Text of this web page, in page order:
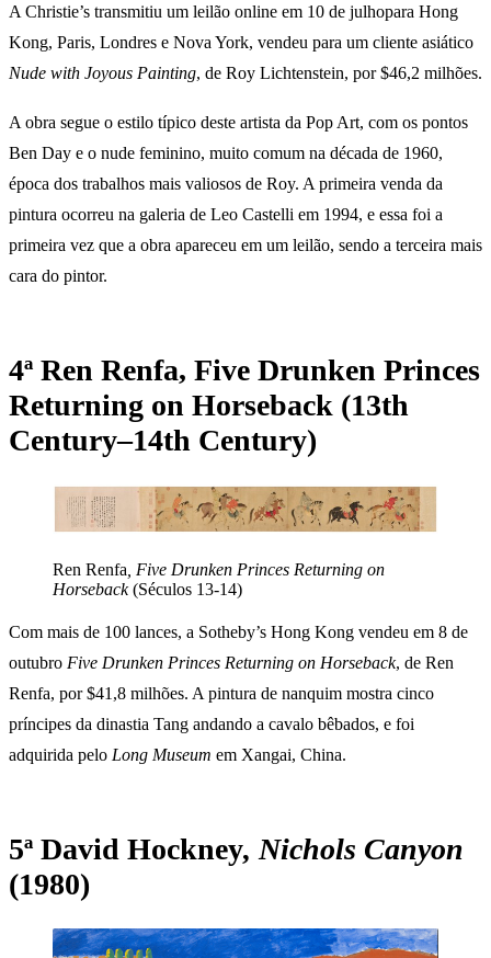
A Christie’s transmitiu um leilão online em 10 de julhopara Hong
Kong, Paris, Londres e Nova York, vendeu para um cliente asiático
Nude with Joyous Painting, de Roy Lichtenstein, por $46,2 milhões.
A obra segue o estilo típico deste artista da Pop Art, com os pontos
Ben Day e o nude feminino, muito comum na década de 1960,
época dos trabalhos mais valiosos de Roy. A primeira venda da
pintura ocorreu na galeria de Leo Castelli em 1994, e essa foi a
primeira vez que a obra apareceu em um leilão, sendo a terceira mais
cara do pintor.
4ª Ren Renfa, Five Drunken Princes
Returning on Horseback (13th
Century–14th Century)
Ren Renfa , Five Drunken Princes Returning on
Horseback(Séculos 13-14)
Com mais de 100 lances, a Sotheby’s Hong Kong vendeu em 8 de
outubro Five Drunken Princes Returning on Horseback, de Ren
Renfa, por $41,8 milhões. A pintura de nanquim mostra cinco
príncipes da dinastia Tang andando a cavalo bêbados, e foi
adquirida pelo Long Museum em Xangai, China.
5ª David Hockney, Nichols Canyon
(1980)